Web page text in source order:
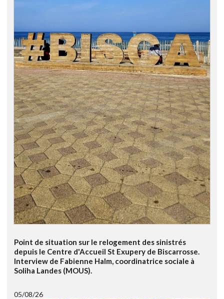
Point de situation sur le relogement des sinistrés
depuis le Centre d'Accueil St Exupery de Biscarrosse.
Interview de Fabienne Halm, coordinatrice sociale à
Soliha Landes (MOUS).
05/08/26